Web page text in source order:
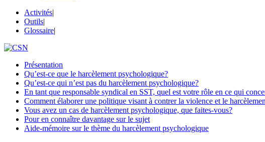
Activités|
Outils|
Glossaire|
Présentation
Qu’est-ce que le harcèlement psychologique?
Qu’est-ce qui n’est pas du harcèlement psychologique?
En tant que responsable syndical en SST, quel est votre rôle en ce qui
Comment élaborer une politique visant à contrer la violence et le
Vous avez un cas de harcèlement psychologique, que faites-vous?
Pour en connaître davantage sur le sujet
Aide-mémoire sur le thème du harcèlement psychologique